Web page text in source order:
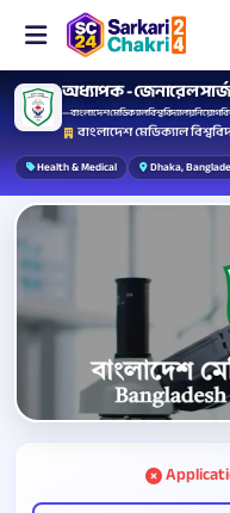
অধ্যাপক - জেনারেল
— বাংলাদেশ মেডিক্যাল বিশ্ববিদ্যালয় নিয়োগ
বাংলাদেশ মেডিক্যাল
Health & Medical Dhaka,